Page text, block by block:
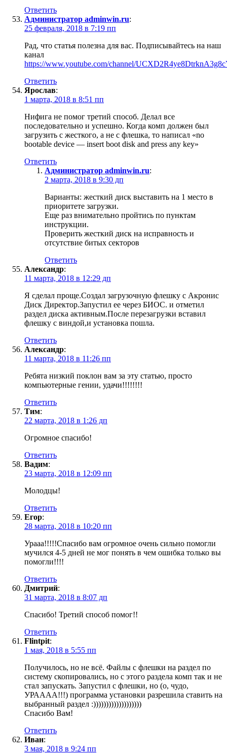
Ответить
Администратор adminwin.ru:
25 февраля, 2018 в 7:19 пп
Рад, что статья полезна для вас. Подписывайтесь на наш
канал
https://www.youtube.com/channel/
Ответить
Ярослав:
1 марта, 2018 в 8:51 пп
Нифига не помог третий способ. Делал все
последовательно и успешно. Когда комп должен был
загрузить с жесткого, а не с флешка, то написал «no
bootable device — insert boot disk and press any key»
Ответить
Администратор adminwin.ru:
2 марта, 2018 в 9:30 дп
Варианты: жесткий диск выставить на 1 место в
приоритете загрузки.
Еще раз внимательно пройтись по пунктам
инструкции.
Проверить жесткий диск на исправность и
отсутствие битых секторов
Ответить
Александр:
11 марта, 2018 в 12:29 дп
Я сделал проще.Создал загрузочную флешку с Акронис
Диск Директор.Запустил ее через БИОС. и отметил
раздел диска активным.После перезагрузки вставил
флешку с виндой,и установка пошла.
Ответить
Александр:
11 марта, 2018 в 11:26 пп
Ребята низкий поклон вам за эту статью, просто
компьютерные гении, удачи!!!!!!!!
Ответить
Тим:
22 марта, 2018 в 1:26 дп
Огромное спасибо!
Ответить
Вадим:
23 марта, 2018 в 12:09 пп
Молодцы!
Ответить
Егор:
28 марта, 2018 в 10:20 пп
Урааа!!!!!Спасибо вам огромное очень сильно помогли
мучился 4-5 дней не мог понять в чем ошибка только вы
помогли!!!!
Ответить
Дмитрий:
31 марта, 2018 в 8:07 дп
Спасибо! Третий способ помог!!
Ответить
Flintpit:
1 мая, 2018 в 5:55 пп
Получилось, но не всё. Файлы с флешки на раздел по
систему скопировались, но с этого раздела комп так и не
стал запускать. Запустил с флешки, но (о, чудо,
УРАААА!!!) программа установки разрешила ставить на
выбранный раздел :)))))))))))))))))))
Спасибо Вам!
Ответить
Иван:
3 мая, 2018 в 9:24 пп